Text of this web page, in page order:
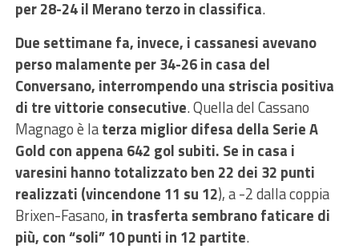
per 28-24 il Merano terzo in classifica.
Due settimane fa, invece, i cassanesi avevano
perso malamente per 34-26 in casa del
Conversano, interrompendo una striscia positiva
di tre vittorie consecutive. Quella del Cassano
Magnago è laterza miglior difesa della Serie A
Gold con appena 642 gol subiti. Se in casa i
varesini hanno totalizzato ben 22 dei 32 punti
realizzati (vincendone 11 su 12), a -2 dalla coppia
Brixen-Fasano, in trasferta sembrano faticare di
più, con “soli” 10 punti in 12 partite.